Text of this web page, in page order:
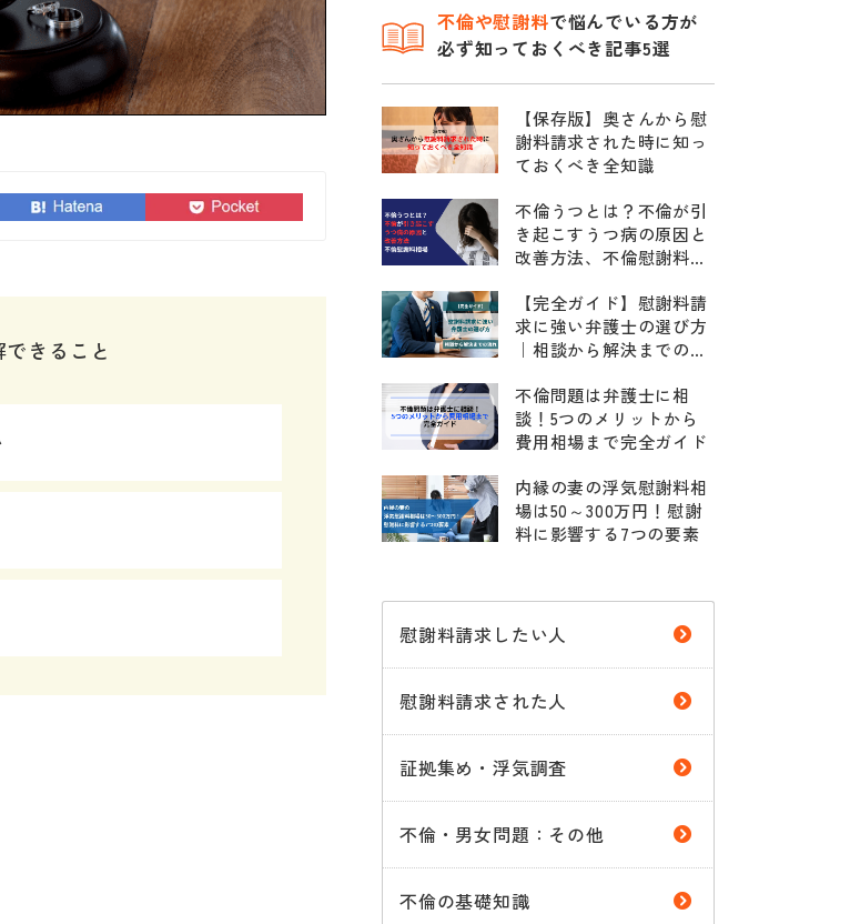
きること
不倫や慰謝料で悩んでいる方が
必ず知っておくべき記事5選
【保存版】奥さんから慰
謝料請求された時に知っ
ておくべき全知識
不倫うつとは？不倫が引
き起こすうつ病の原因と
改善方法、不倫慰謝料相
【完全ガイド】慰謝料請
求に強い弁護士の選び方
｜相談から解決までの流
不倫問題は弁護士に相
談！5つのメリットから
費用相場まで完全ガイド
内縁の妻の浮気慰謝料相
場は50～300万円！慰謝
料に影響する7つの要素
慰謝料請求したい人
慰謝料請求された人
証拠集め・浮気調査
不倫・男女問題：その他
不倫の基礎知識